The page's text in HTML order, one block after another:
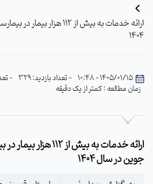
ارائه خدمات به بیش از ۱۱۲
۱۴۰۴
1405/01/15 - 10:48 - تعداد بازدید: 329
-
زمان مطالعه : کمتر از یک دقیقه
ارائه خدمات به بیش از
جوین در سال ۱۴۰۴